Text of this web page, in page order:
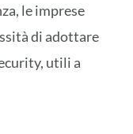
le imprese
di adottare
utili a